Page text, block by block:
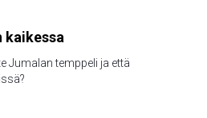
kaikessa
Jumalan temppeli ja että